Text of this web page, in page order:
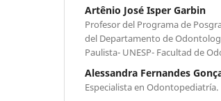
Artênio José Isper Garbin
Profesor del Programa de
del Departamento de
Paulista- UNESP- Facultad de
Alessandra Fernandes
Especialista en Odontopediatría.